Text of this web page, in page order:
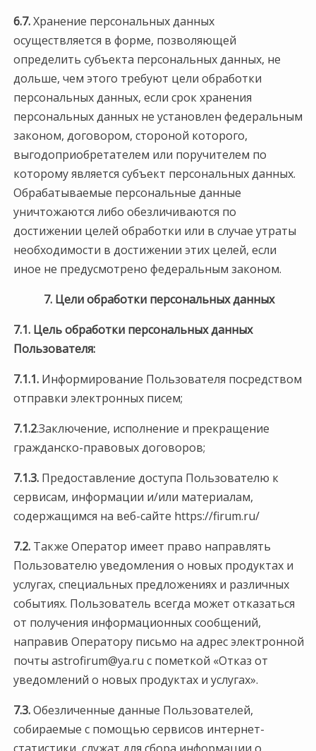
6.7.Хранение персональных данных
осуществляется в форме, позволяющей
определить субъекта персональных данных, не
дольше, чем этого требуют цели обработки
персональных данных, если срок хранения
персональных данных не установлен федеральным
законом, договором, стороной которого,
выгодоприобретателем или поручителем по
которому является субъект персональных данных.
Обрабатываемые персональные данные
уничтожаются либо обезличиваются по
достижении целей обработки или в случае утраты
необходимости в достижении этих целей, если
иное не предусмотрено федеральным законом.
7. Цели обработки персональных данных
7.1. Цель обработки персональных данных
Пользователя:
7.1.1. Информирование Пользователя посредством
отправки электронных писем;
7.1.2.Заключение, исполнение и прекращение
гражданско-правовых договоров;
7.1.3. Предоставление доступа Пользователю к
сервисам, информации и/или материалам,
содержащимся на веб-сайте https://firum.ru/
7.2. Также Оператор имеет право направлять
Пользователю уведомления о новых продуктах и
услугах, специальных предложениях и различных
событиях. Пользователь всегда может отказаться
от получения информационных сообщений,
направив Оператору письмо на адрес электронной
почты astrofirum@ya.ru с пометкой «Отказ от
уведомлений о новых продуктах и услугах».
7.3.Обезличенные данные Пользователей,
собираемые с помощью сервисов интернет-